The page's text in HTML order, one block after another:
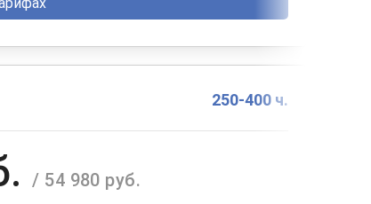
250-400 ч.
/ 54 980 руб.